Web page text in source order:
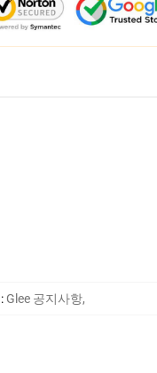
: Glee 공지사항,